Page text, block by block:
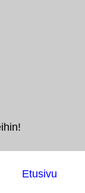
Etusivu